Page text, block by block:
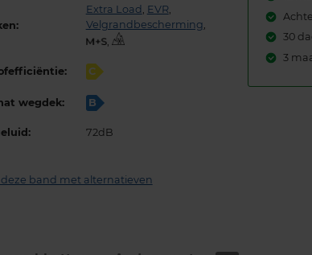
Extra Load , EVR,
Velgrandbescherming,
,
C
wegdek: B
72dB
band met alternatieven
30
3